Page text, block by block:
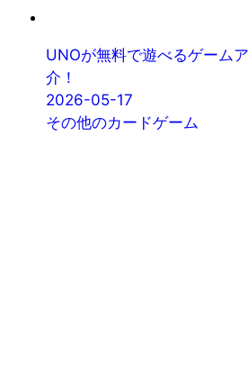
UNOが無料で遊べるゲーム
介！
2026-05-17
その他のカードゲーム